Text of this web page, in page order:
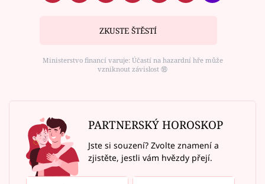
ZKUSTE ŠTĚSTÍ
Ministerstvo financí varuje: Účastí na hazardní hře může
vzniknout závislost ⑱
PARTNERSKÝ HOROSKOP
Jste si souzení? Zvolte znamení a
zjistěte, jestli vám hvězdy přejí.